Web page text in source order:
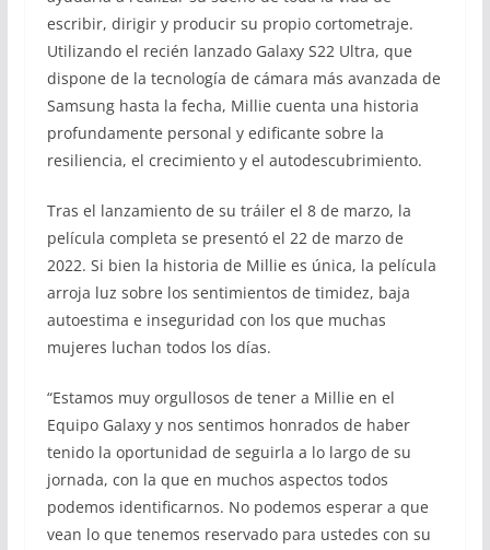
escribir, dirigir y producir su propio cortometraje.
Utilizando el recién lanzado Galaxy S22 Ultra, que
dispone de la tecnología de cámara más avanzada de
Samsung hasta la fecha, Millie cuenta una historia
profundamente personal y edificante sobre la
resiliencia, el crecimiento y el autodescubrimiento.
Tras el lanzamiento de su tráiler el 8 de marzo, la
película completa se presentó el 22 de marzo de
2022. Si bien la historia de Millie es única, la película
arroja luz sobre los sentimientos de timidez, baja
autoestima e inseguridad con los que muchas
mujeres luchan todos los días.
“Estamos muy orgullosos de tener a Millie en el
Equipo Galaxy y nos sentimos honrados de haber
tenido la oportunidad de seguirla a lo largo de su
jornada, con la que en muchos aspectos todos
podemos identificarnos. No podemos esperar a que
vean lo que tenemos reservado para ustedes con su